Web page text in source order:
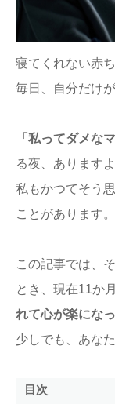
寝てくれない赤
毎日、自分だけ
「私ってダメな
る夜、ありますよ
私もかつてそう
ことがあります。
この記事では、
とき、現在11か
れて心が楽にな
少しでも、あな
目次